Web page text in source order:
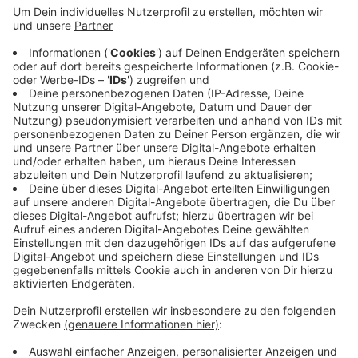
Hinweise hat, soll die Polizei unter 0202 284-0
anrufen. Beide Täter sollen dunkelhäutig und von
normaler Statur gewesen sein. Das Opfer schätzt
sie auf 1,70 bis 1,80 Meter groß. Ein Mann trug
eine schwarze Lederjacke, schwarze
Lederhandschuhe und ein schwarzes Kopftuch.
Der andere Mann trug einen dunklen
Kapuzenpullover und eine dunkle Weste.
Veröffentlicht:Montag, 16.03.2026 10:54
Anzeige
Anzeige